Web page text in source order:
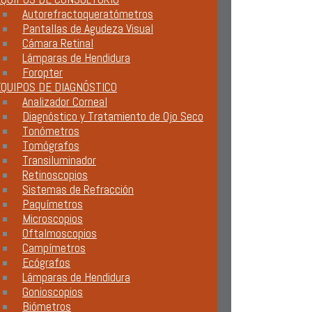
Autorefractoqueratómetros
Pantallas de Agudeza Visual
Cámara Retinal
Lámparas de Hendidura
Foropter
DE DIAGNÓSTICO
Analizador Corneal
Diagnóstico y Tratamiento de Ojo Seco
Tonómetros
Tomógrafos
Transiluminador
Retinoscopios
Sistemas de Refracción
Paquímetros
Microscopios
Oftalmoscopios
Campímetros
Ecógrafos
Lámparas de Hendidura
Gonioscopios
Biómetros